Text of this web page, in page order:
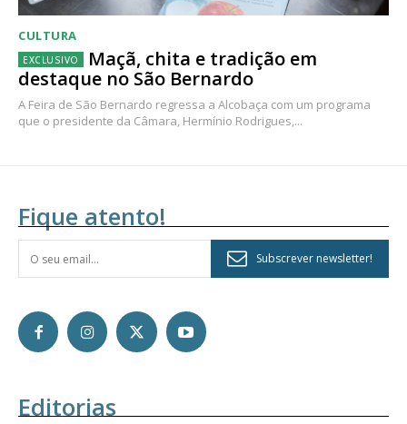
CULTURA
Maçã, chita e tradição em
destaque no São Bernardo
A Feira de São Bernardo regressa a Alcobaça com um programa
que o presidente da Câmara, Hermínio Rodrigues,...
Fique atento!
Subscrever newsletter!
Editorias